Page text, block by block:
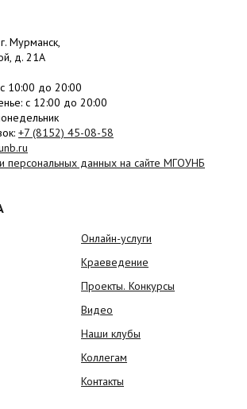
Мурманск,
д. 21А
10:00 до 20:00
: c 12:00 до 20:00
+7 (8152) 45-08-58
персональных данных на сайте МГОУНБ
Онлайн-услуги
Краеведение
Проекты. Конкурсы
Видео
Наши клубы
Коллегам
Контакты